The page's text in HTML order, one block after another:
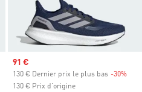
Prix soldé
91 €
130 € Dernier prix le plus bas -30%
130 € Prix d'origine